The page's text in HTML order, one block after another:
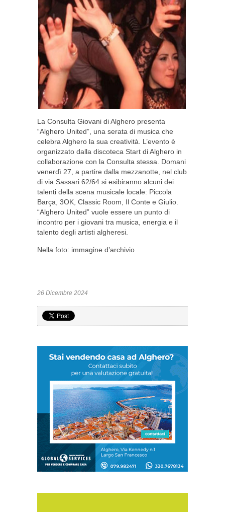
La Consulta Giovani di Alghero presenta
“Alghero United”, una serata di musica che
celebra Alghero la sua creatività. L’evento è
organizzato dalla discoteca Start di Alghero in
collaborazione con la Consulta stessa. Domani
venerdì 27, a partire dalla mezzanotte, nel club
di via Sassari 62/64 si esibiranno alcuni dei
talenti della scena musicale locale: Piccola
Barça, 3OK, Classic Room, Il Conte e Giulio.
“Alghero United” vuole essere un punto di
incontro per i giovani tra musica, energia e il
talento degli artisti algheresi.
Nella foto: immagine d’archivio
26 Dicembre 2024